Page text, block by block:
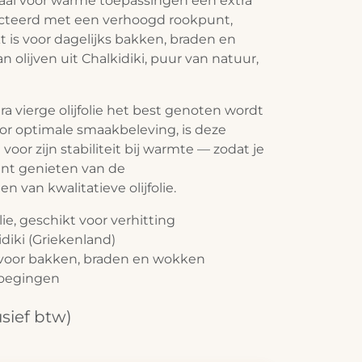
met een verhoogd rookpunt,
is voor dagelijks bakken, braden en
olijven uit Chalkidiki, puur van natuur,
vierge olijfolie het best genoten wordt
optimale smaakbeleving, is deze
zijn stabiliteit bij warmte — zodat je
genieten van de
van kwalitatieve olijfolie.
geschikt voor verhitting
(Griekenland)
bakken, braden en wokken
btw)